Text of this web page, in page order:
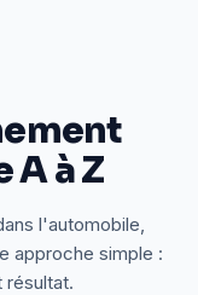
à Z
l'automobile,
approche simple :